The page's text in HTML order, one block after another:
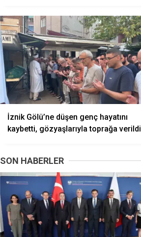
İznik Gölü’ne düşen genç hayatını
kaybetti, gözyaşlarıyla toprağa verildi
SON HABERLER